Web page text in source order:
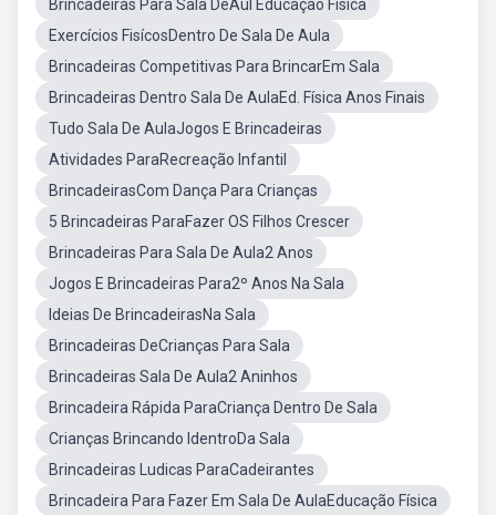
Brincadeiras Para Sala DeAul Educação Fisica
Exercícios FisícosDentro De Sala De Aula
Brincadeiras Competitivas Para BrincarEm Sala
Brincadeiras Dentro Sala De AulaEd. Física Anos Finais
Tudo Sala De AulaJogos E Brincadeiras
Atividades ParaRecreação Infantil
BrincadeirasCom Dança Para Crianças
5 Brincadeiras ParaFazer OS Filhos Crescer
Brincadeiras Para Sala De Aula2 Anos
Jogos E Brincadeiras Para2º Anos Na Sala
Ideias De BrincadeirasNa Sala
Brincadeiras DeCrianças Para Sala
Brincadeiras Sala De Aula2 Aninhos
Brincadeira Rápida ParaCriança Dentro De Sala
Crianças Brincando IdentroDa Sala
Brincadeiras Ludicas ParaCadeirantes
Brincadeira Para Fazer Em Sala De AulaEducação Física